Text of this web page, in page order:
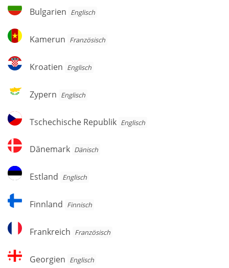
Bulgarien
Bulgarien Englisch
Kamerun
Kamerun Französisch
Kroatien
Kroatien Englisch
Zypern
Zypern Englisch
Tschechische
Republik
Tschechische Republik Englisch
Dänemark
Dänemark Dänisch
Estland
Estland Englisch
Finnland
Finnland Finnisch
Frankreich
Frankreich Französisch
Georgien
Georgien Englisch